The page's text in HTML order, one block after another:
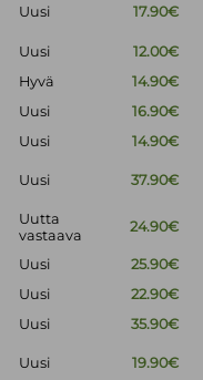
Uusi 17.90€
Uusi
12.00€
Hyvä
14.90€
Uusi
16.90€
Uusi
14.90€
Uusi 37.90€
Uutta
vastaava
24.90€
Uusi
25.90€
Uusi
22.90€
Uusi
35.90€
Uusi 19.90€